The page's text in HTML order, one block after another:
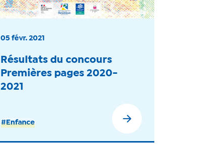
05 févr. 2021
Résultats du concours
Premières pages 2020-
2021
#Enfance